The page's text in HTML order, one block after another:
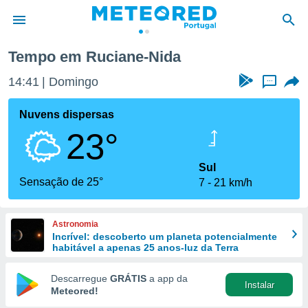
da
foi
fornecidas
a este
das
e
forma
digital
Tempo em Ruciane-Nida
14:41 Domingo ...
Nuvens dispersas
23°
Sensação de 25°
Sul
7
21 km/h
Astronomia
Incrível: descoberto um planeta potencialmente
habitável a apenas 25 anos-luz da Terra
Descarregue GRÁTIS a app da
Meteored!
Instalar